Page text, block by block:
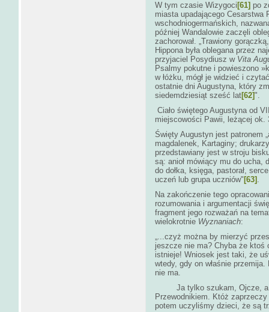
W tym czasie Wizygoci [61] po
miasta upadającego Cesarstwa
wschodniogermańskich,
później Wandalowie zaczęli
zachorował. „Trawiony
Hippona była oblegana przez
przyjaciel Posydiusz w Vita
Psalmy pokutne i powieszono
w łóżku, mógł je widzieć i
ostatnie dni Augustyna, który
siedemdziesiąt sześć lat[62]".
Ciało świętego Augustyna od
miejscowości Pawii, leżącej ok.
Święty Augustyn jest patronem
magdalenek, Kartaginy;
przedstawiany jest w stroju
są: anioł mówiący mu do ucha,
do dołka, księga, pastorał,
uczeń lub grupa uczniów" [63] .
Na zakończenie tego
rozumowania i argumentacji
fragment jego rozważań na
wielokrotnie Wyznaniach:
„...czyż można by mierzyć
jeszcze nie ma? Chyba że
istnieje! Wniosek jest taki, że
wtedy, gdy on właśnie
nie ma.
Ja tylko szukam, Ojcze, a
Przewodnikiem. Któż
potem uczyliśmy dzieci, że są